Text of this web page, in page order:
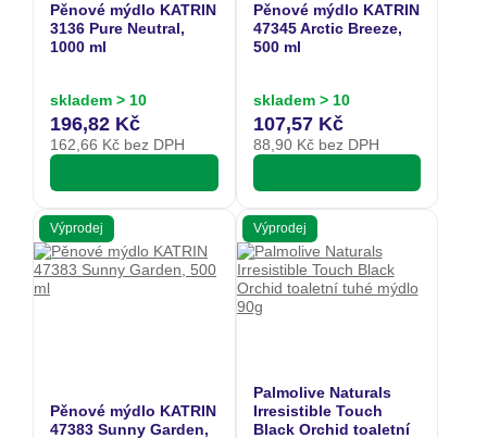
Pěnové mýdlo KATRIN
3136 Pure Neutral,
1000 ml
skladem > 10
196,82 Kč
162,66 Kč bez DPH
Pěnové mýdlo KATRIN
47345 Arctic Breeze,
500 ml
skladem > 10
107,57 Kč
88,90Kč bez DPH
Výprodej
Pěnové mýdlo KATRIN
47383 Sunny Garden,
Výprodej
Palmolive Naturals
Irresistible Touch
Black Orchid toaletní